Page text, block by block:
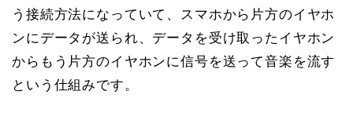
う接続方法になっていて、スマホから片方のイヤホ
ンにデータが送られ、データを受け取ったイヤホン
からもう片方のイヤホンに信号を送って音楽を流す
という仕組みです。